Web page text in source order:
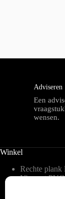
Adviseren
Een
wensen.
Winkel
Rechte plank
Visgraat